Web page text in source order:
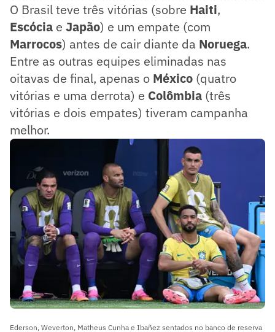
O Brasil teve três vitórias (sobre Haiti,
Escócia e Japão) e um empate (com
Marrocos) antes de cair diante da Noruega.
Entre as outras equipes eliminadas nas
oitavas de final, apenas o México (quatro
vitórias e uma derrota) e Colômbia (três
vitórias e dois empates) tiveram campanha
melhor.
Ederson, Weverton, Matheus Cunha e Ibañez sentados no banco de reserva